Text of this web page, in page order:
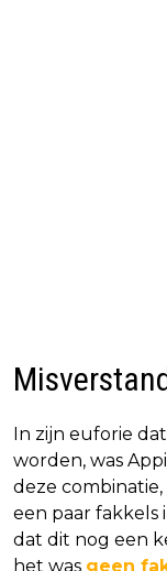
In zijn euforie
worden, was
deze combinatie,
een paar
dat dit nog een
het was geen